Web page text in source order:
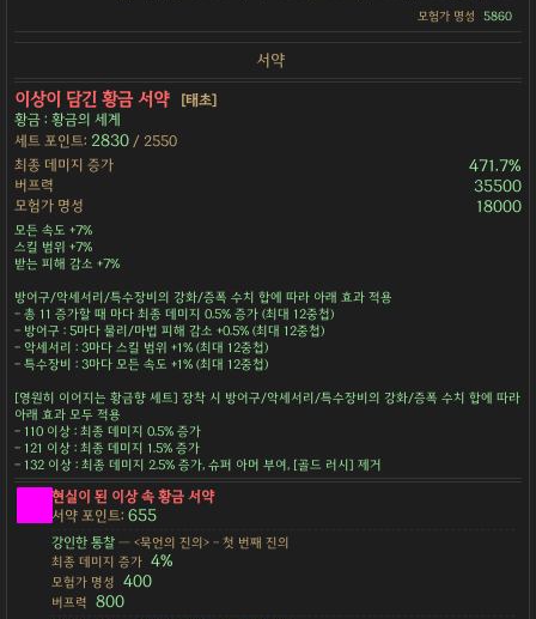
모험가 명성
5860
서약
이상이 담긴 황금 서약
[태초]
황금 : 황금의 세계
세트 포인트: 2830 / 2550
최종 데미지 증가
471.7%
버프력 35500
모험가 명성 18000
모든 속도 +7%
스킬 범위 +7%
받는 피해 감소 +7%
방어구/악세서리/특수장비의 강화/증폭 수치 합에 따라 아래 효과 적용
- 총 11 증가할 때 마다 최종 데미지 0.5% 증가 (최대 12중첩)
- 방어구 : 5마다 물리/마법 피해 감소 +0.5% (최대 12중첩)
- 악세서리 : 3마다 스킬 범위 +1% (최대 12중첩)
- 특수장비 : 3마다 모든 속도 +1% (최대 12중첩)
[영원히 이어지는 황금향 세트] 장착 시 방어구/악세서리/특수장비의 강화/증폭 수치 합에 따라
아래 효과 모두 적용
- 110 이상 : 최종 데미지 0.5% 증가
- 121 이상 : 최종 데미지 1.5% 증가
- 132 이상 : 최종 데미지 2.5% 증가, 슈퍼 아머 부여, [골드 러시] 제거
현실이 된 이상 속 황금 서약
서약 포인트:655
강인한 통찰— <묵언의 진의> - 첫 번째 진의
최종 데미지 증가 4%
모험가 명성 400
버프력 800